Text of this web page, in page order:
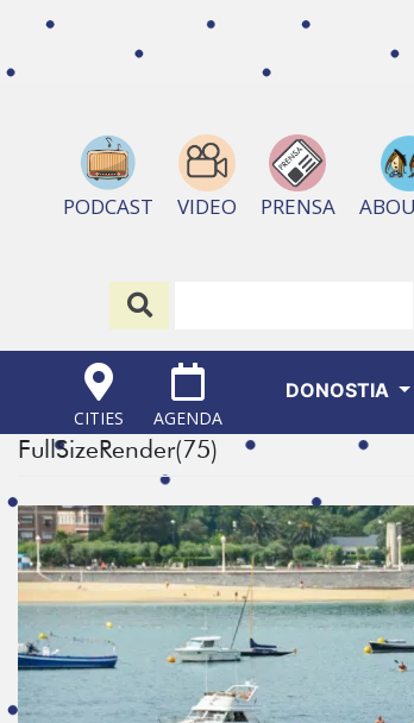
PODCAST VIDEO PRENSA
CITIES AGENDA
DONOSTIA
FullSizeRender(75)